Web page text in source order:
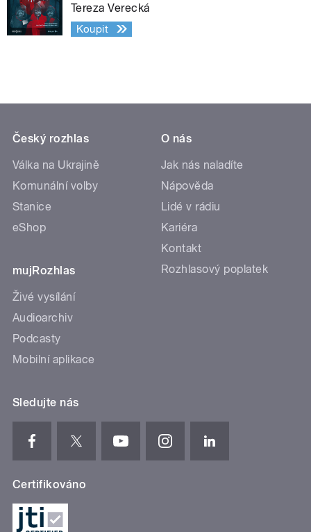
Tereza Verecká
Koupit
Český rozhlas
Válka na Ukrajině
Komunální volby
Stanice
eShop
mujRozhlas
Živé vysílání
Audioarchiv
Podcasty
Mobilní aplikace
O nás
Jak nás naladíte
Nápověda
Lidé v rádiu
Kariéra
Kontakt
Rozhlasový poplatek
Sledujte nás
Certifikováno